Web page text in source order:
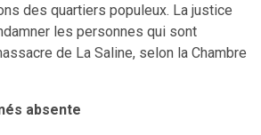
des quartiers populeux. La justice
les personnes qui sont
de La Saline, selon la Chambre
absente